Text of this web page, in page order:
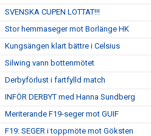
SVENSKA CUPEN LOTTAT!!!
Stor hemmaseger mot Borlänge HK
Kungsängen klart bättre i Celsius
Silwing vann bottenmötet
Derbyförlust i fartfylld match
INFÖR DERBYT med Hanna Sundberg
Meriterande F19-seger mot GUIF
F19: SEGER i toppmöte mot Göksten